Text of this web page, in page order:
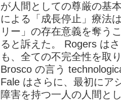
が人間としての尊厳の基
による「成長停止」療法
リー」の存在意義を奪う
ると訴えた。 Rogers は
も、全ての不完全性を取
Brosco の言う
Fale はさらに、最初にア
障害を持つ一人の人間と